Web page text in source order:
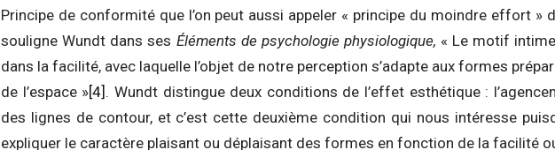
Principe de conformité que l’on peut aussi appeler « principe du moindre effort »
souligne Wundt dans ses Éléments de psychologie physiologique, « Le motif
dans la facilité, avec laquelle l’objet de notre perception s’adapte aux formes
de l’espace »[4] . Wundt distingue deux conditions de l’effet esthétique :
des lignes de contour, et c’est cette deuxième condition qui nous intéresse
expliquer le caractère plaisant ou déplaisant des formes en fonction de la facilité